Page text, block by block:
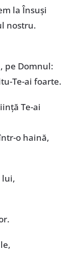
la Însuși
nostru.
pe Domnul:
Te-ai foarte.
Te-ai
o haină,
lui,